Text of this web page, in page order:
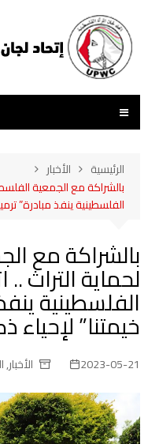
المحتوى
الرئيسية
الأخبار
بالشراكة مع الجمعية
الفلسطينية ينفذ مبادرة”
بالشراكة مع
لحماية التراث ..
الفلسطينية
خيمتنا” لإحياء
2023-05-21 الأخبار,